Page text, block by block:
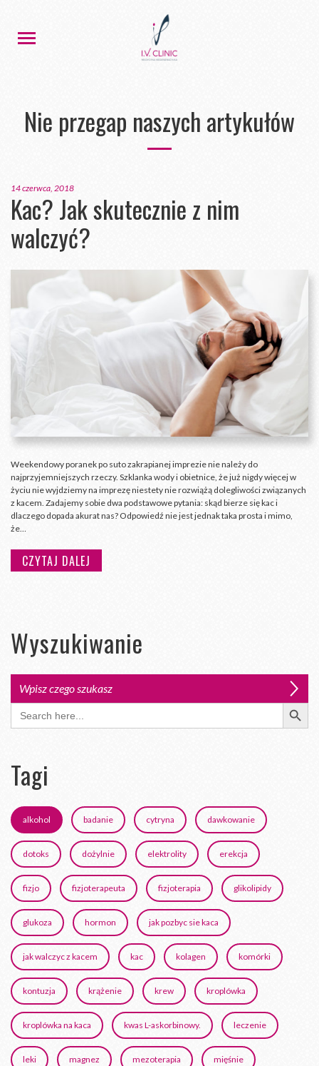
Nie przegap naszych artykułów
14 czerwca, 2018
Kac? Jak skutecznie z nim
walczyć?
Weekendowy poranek po suto zakrapianej imprezie nie należy do
najprzyjemniejszych rzeczy. Szklanka wody i obietnice, że już nigdy więcej w
życiu nie wyjdziemy na imprezę niestety nie rozwiążą dolegliwości związanych
z kacem. Zadajemy sobie dwa podstawowe pytania: skąd bierze się kac i
dlaczego dopada akurat nas? Odpowiedź nie jest jednak taka prosta i mimo,
że…
CZYTAJ DALEJ
Wyszukiwanie
Search
for:
Search Button
Tagi
alkohol badanie cytryna dawkowanie
dotoks dożylnie elektrolity erekcja
fizjo fizjoterapeuta fizjoterapia glikolipidy
glukoza hormon jak pozbyc sie kaca
jak walczyc z kacem kac kolagen komórki
kontuzja krążenie krew kroplówka
kroplówka na kaca kwas L-askorbinowy. leczenie
leki magnez mezoterapia mięśnie